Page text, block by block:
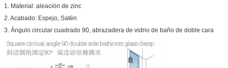
1. Material: aleación de zinc
2. Acabado: Espejo, Satén
3. Ángulo circular cuadrado 90, abrazadera de vidrio de baño de doble cara